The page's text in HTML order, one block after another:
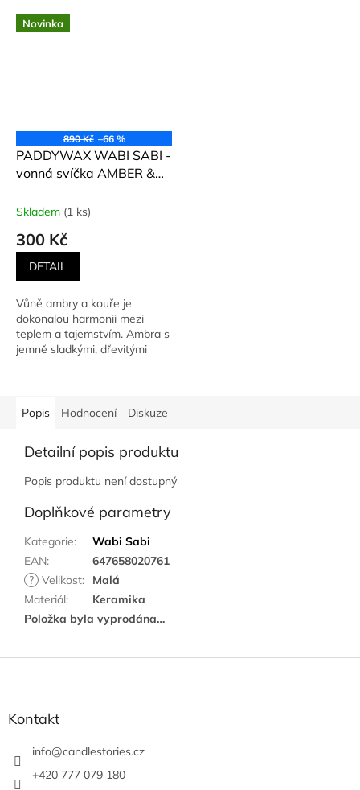
Novinka
890 Kč –66 %
PADDYWAX WABI SABI -
vonná svíčka AMBER &
340 g
Skladem (1 ks)
300 Kč
DETAIL
Vůně ambry a kouře je
dokonalou harmonii mezi
teplem a tajemstvím. Ambra s
jemně sladkými, dřevitými
Popis Hodnocení Diskuze
Detailní popis produktu
Popis produktu není dostupný
Doplňkové parametry
Kategorie:
Wabi Sabi
EAN:
647658020761
? Velikost:
Malá
Materiál:
Keramika
Položka byla vyprodána…
Kontakt
info@candlestories.cz
+420 777 079 180